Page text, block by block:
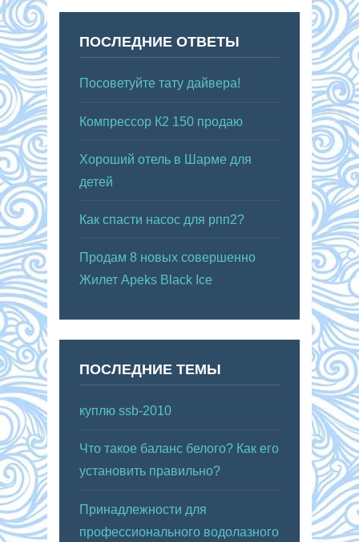
ПОСЛЕДНИЕ ОТВЕТЫ
Посоветуйте тату дайвера!
Компрессор К2 150 продаю
Хороший отель в Шарме для
детей
Как спасти насос для рпп2?
Продам 8 новых совершенно
Жилет Apeks Black Ice
ПОСЛЕДНИЕ ТЕМЫ
куплю ssb-2010
Что такое баланс белого? Как его
установить правильно?
Принадлежности для
профессионального водолазного